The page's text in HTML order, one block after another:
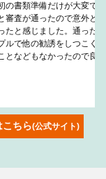
の書類準備だけが大変で後
審査が通ったので意外と早
たと感じました。通った後
ルで他の勧誘をしつこくし
となどもなかったので良い
ちら(公式サイト)